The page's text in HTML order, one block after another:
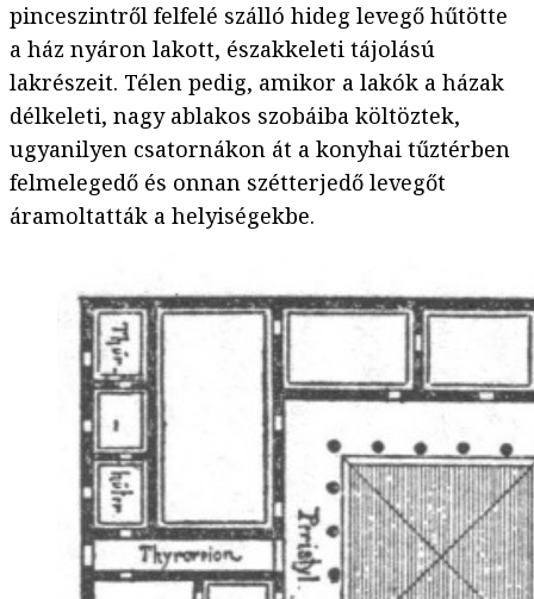
pinceszintről felfelé szálló hideg levegő hűtötte
a ház nyáron lakott, északkeleti tájolású
lakrészeit. Télen pedig, amikor a lakók a házak
délkeleti, nagy ablakos szobáiba költöztek,
ugyanilyen csatornákon át a konyhai tűztérben
felmelegedő és onnan szétterjedő levegőt
áramoltatták a helyiségekbe.